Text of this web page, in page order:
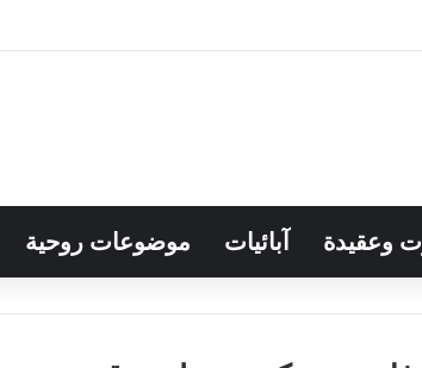
وعقيدة آبائيات موضوعات روحية